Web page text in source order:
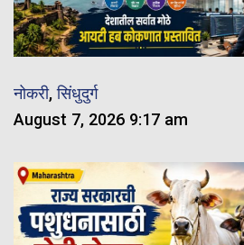
नोकरी,सिंधुदुर्ग
August 7, 2026 9:17 am